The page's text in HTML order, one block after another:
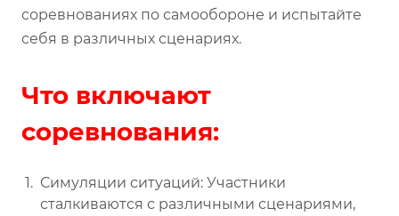
соревнованиях по самообороне и испытайте
себя в различных сценариях.
Что включают
соревнования:
Симуляции ситуаций: Участники
сталкиваются с различными сценариями,